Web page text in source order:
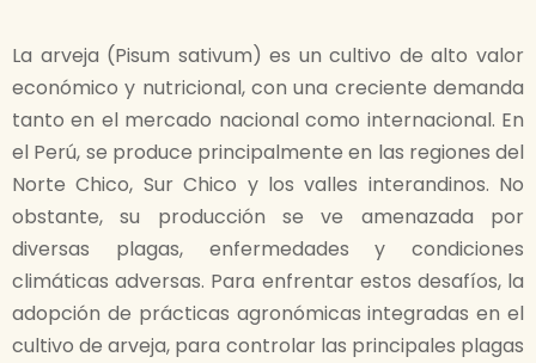
La arveja (Pisum sativum) es un cultivo de alto valor
económico y nutricional, con una creciente demanda
tanto en el mercado nacional como internacional. En
el Perú, se produce principalmente en las regiones del
Norte Chico, Sur Chico y los valles interandinos. No
obstante, su producción se ve amenazada por
diversas plagas, enfermedades y condiciones
climáticas adversas. Para enfrentar estos desafíos, la
adopción de prácticas agronómicas integradas en el
cultivo de arveja, para controlar las principales plagas